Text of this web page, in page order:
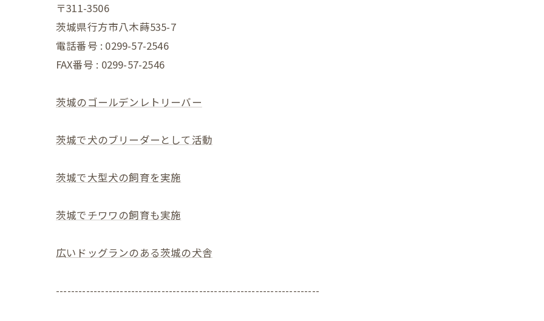
〒311-3506
茨城県行方市八木蒔535-7
電話番号 : 0299-57-2546
FAX番号 : 0299-57-2546
茨城のゴールデンレトリーバー
茨城で犬のブリーダーとして活動
茨城で大型犬の飼育を実施
茨城でチワワの飼育も実施
広いドッグランのある茨城の犬舎
----------------------------------------------------------------------